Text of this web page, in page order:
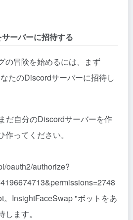
ーバーに招待する
の冒険を始めるには、まず
たのDiscordサーバーに招待し
だ自分のDiscordサーバーを作
ってください。
oauth2/authorize?
InsightFaceSwap "ボットをあ
ます。